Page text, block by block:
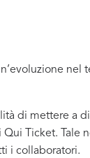
di mettere a
Ticket. Tale
i collaboratori.